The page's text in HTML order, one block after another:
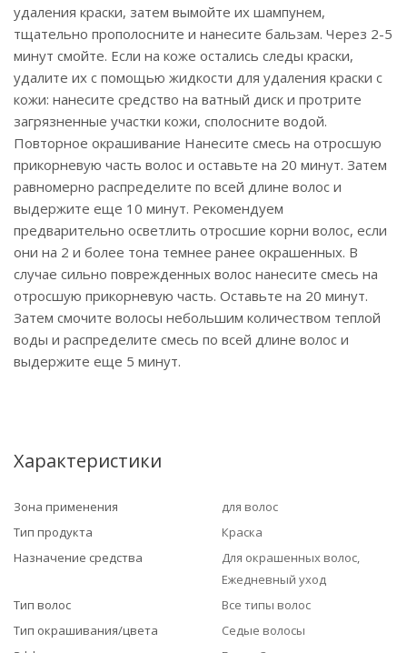
удаления краски, затем вымойте их шампунем,
тщательно прополосните и нанесите бальзам. Через 2-5
минут смойте. Если на коже остались следы краски,
удалите их с помощью жидкости для удаления краски с
кожи: нанесите средство на ватный диск и протрите
загрязненные участки кожи, сполосните водой.
Повторное окрашивание Нанесите смесь на отросшую
прикорневую часть волос и оставьте на 20 минут. Затем
равномерно распределите по всей длине волос и
выдержите еще 10 минут. Рекомендуем
предварительно осветлить отросшие корни волос, если
они на 2 и более тона темнее ранее окрашенных. В
случае сильно поврежденных волос нанесите смесь на
отросшую прикорневую часть. Оставьте на 20 минут.
Затем смочите волосы небольшим количеством теплой
воды и распределите смесь по всей длине волос и
выдержите еще 5 минут.
Характеристики
Зона применения
для волос
Тип продукта
Краска
Назначение средства
Для окрашенных волос,
Ежедневный уход
Тип волос
Все типы волос
Тип окрашивания/цвета
Седые волосы